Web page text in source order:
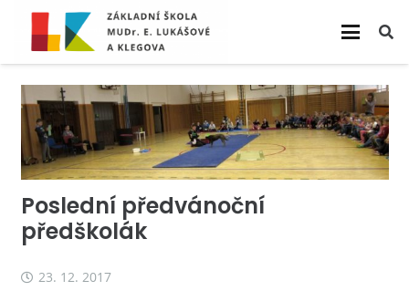
Poslední předvánoční
předškolák
23. 12. 2017